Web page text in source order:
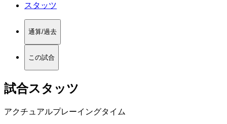
スタッツ
通算/過去
この試合
試合スタッツ
アクチュアルプレーイングタイム